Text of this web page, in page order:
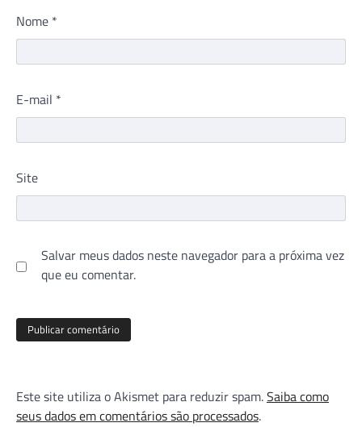
Nome *
E-mail *
Site
Salvar meus dados neste navegador para a próxima vez
que eu comentar.
Este site utiliza o Akismet para reduzir spam.Saiba como
seus dados em comentários são processados.